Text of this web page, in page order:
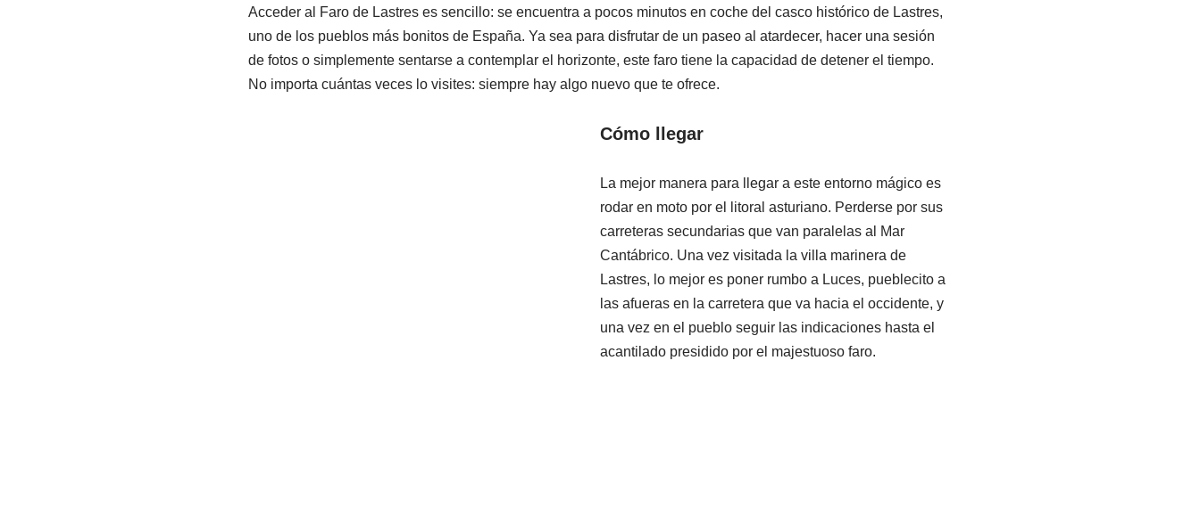
Acceder al Faro de Lastres es sencillo: se encuentra a pocos minutos en coche del casco histórico de Lastres,
uno de los pueblos más bonitos de España. Ya sea para disfrutar de un paseo al atardecer, hacer una sesión
de fotos o simplemente sentarse a contemplar el horizonte, este faro tiene la capacidad de detener el tiempo.
No importa cuántas veces lo visites: siempre hay algo nuevo que te ofrece.
Cómo llegar
La mejor manera para llegar a este entorno mágico es
rodar en moto por el litoral asturiano. Perderse por sus
carreteras secundarias que van paralelas al Mar
Cantábrico. Una vez visitada la villa marinera de
Lastres, lo mejor es poner rumbo a Luces, pueblecito a
las afueras en la carretera que va hacia el occidente, y
una vez en el pueblo seguir las indicaciones hasta el
acantilado presidido por el majestuoso faro.